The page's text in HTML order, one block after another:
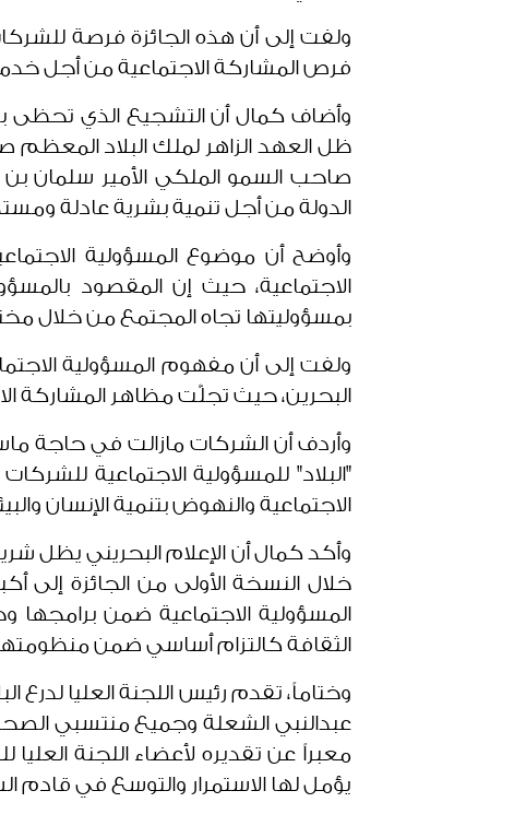
ولفت إلى أن هذه الجائزة فرصة
فرص المشاركة الاجتماعية من أجل
وأضاف كمال أن التشجيع الذي تحظى
ظل العهد الزاهر لملك البلاد
صاحب السمو الملكي الأمير سلمان
الدولة من أجل تنمية بشرية عادلة
وأوضح أن موضوع المسؤولية
الاجتماعية، حيث إن المقصود
بمسؤوليتها تجاه المجتمع من خلال
ولفت إلى أن مفهوم المسؤولية
البحرين، حيث تجلّت مظاهر المشاركة
وأردف أن الشركات مازالت في حاجة
"البلاد" للمسؤولية الاجتماعية
الاجتماعية والنهوض بتنمية الإنسان
وأكد كمال أن الإعلام البحريني يظل
خلال النسخة الأولى من الجائزة
المسؤولية الاجتماعية ضمن
الثقافة كالتزام أساسي ضمن منظومتها
وختاماً، تقدم رئيس اللجنة العليا لدرع
عبدالنبي الشعلة وجميع منتسبي
معبراً عن تقديره لأعضاء اللجنة
يؤمل لها الاستمرار والتوسع في قادم